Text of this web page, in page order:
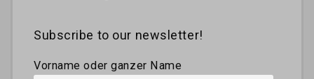
Subscribe to our newsletter!
Vorname oder ganzer Name